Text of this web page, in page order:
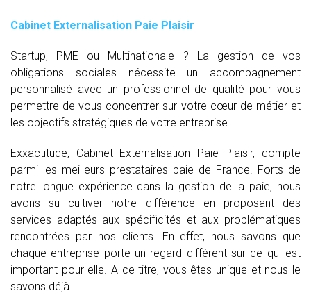
Cabinet Externalisation Paie Plaisir
Startup, PME ou Multinationale ? La gestion de vos
obligations sociales nécessite un accompagnement
personnalisé avec un professionnel de qualité pour vous
permettre de vous concentrer sur votre cœur de métier et
les objectifs stratégiques de votre entreprise.
Exxactitude, Cabinet Externalisation Paie Plaisir, compte
parmi les meilleurs prestataires paie de France. Forts de
notre longue expérience dans la gestion de la paie, nous
avons su cultiver notre différence en proposant des
services adaptés aux spécificités et aux problématiques
rencontrées par nos clients. En effet, nous savons que
chaque entreprise porte un regard différent sur ce qui est
important pour elle. A ce titre, vous êtes unique et nous le
savons déjà.